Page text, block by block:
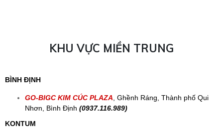
KHU VỰC MIỀN TRUNG
BÌNH ĐỊNH
GO-BIGC KIM CÚC PLAZA, Ghềnh Ráng, Thành phố Qui
Nhơn, Bình Định (0937.116.989)
KONTUM